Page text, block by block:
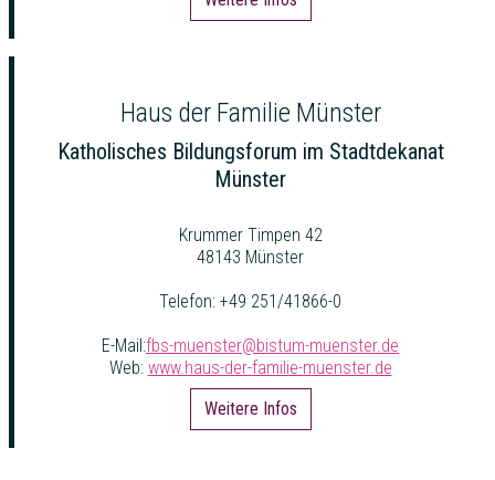
Haus der Familie Münster
Katholisches Bildungsforum im Stadtdekanat
Münster
Krummer Timpen 42
48143 Münster
Telefon: +49 251/41866-0
E-Mail:fbs-muenster@bistum-muenster.de
Web: www.haus-der-familie-muenster.de
Weitere Infos